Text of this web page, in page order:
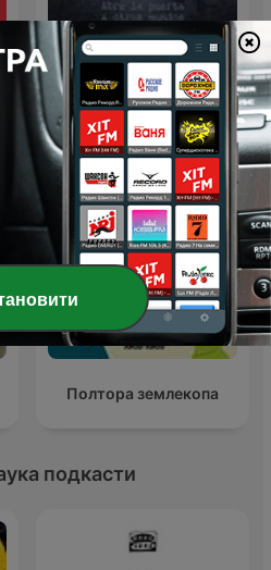
Espacio en blanco
Полтора землекопа
подкасти